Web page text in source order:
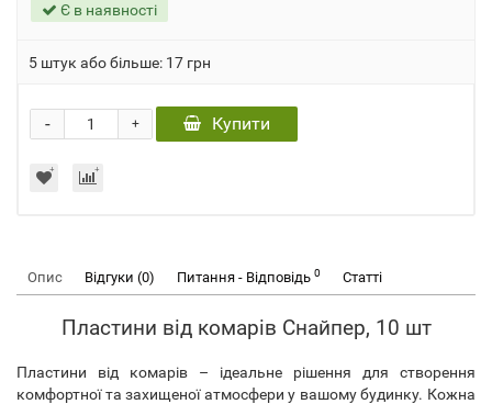
Є в наявності
5 штук або більше: 17 грн
+
- Купити
Опис Відгуки (0) Питання - Відповідь 0 Статті
Пластини від комарів Снайпер, 10 шт
Пластини від комарів – ідеальне рішення для створення
комфортної та захищеної атмосфери у вашому будинку. Кожна